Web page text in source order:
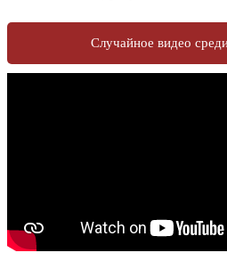
Случайное видео